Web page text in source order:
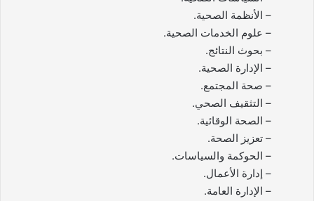
– الأنظمة الصحية.
– علوم الخدمات الصحية.
– بحوث النتائج.
– الإدارة الصحية.
– صحة المجتمع.
– التثقيف الصحي.
– الصحة الوقائية.
– تعزيز الصحة.
– الحوكمة والسياسات.
– إدارة الأعمال.
– الإدارة العامة.